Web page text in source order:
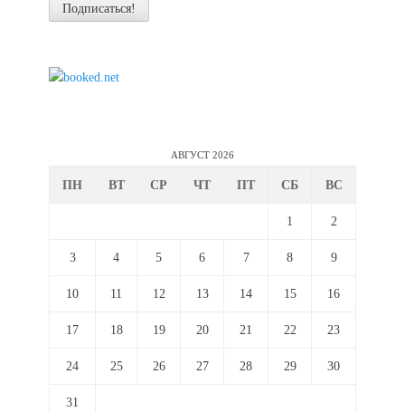
АВГУСТ 2026
ПН ВТ СР ЧТ ПТ СБ ВС
1 2
3 4 5 6 7 8 9
10 11 12 13 14 15 16
17 18 19 20 21 22 23
24 25 26 27 28 29 30
31